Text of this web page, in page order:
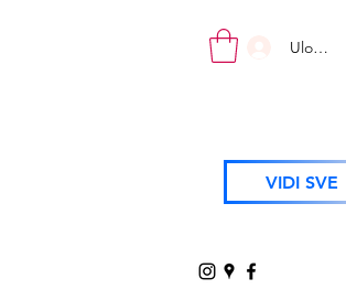
Uloguj se
VIDI SVE